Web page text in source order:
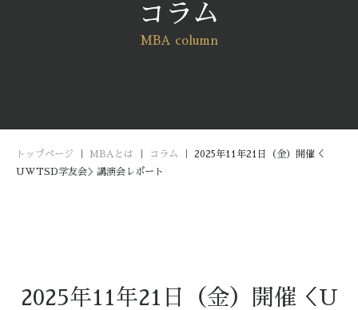
コラム
MBA column
トップページ MBAとは コラム
2025年11年21日（金）開催＜
UWTSD学友会＞講演会レポート
2025年11年21日（金）開催＜U